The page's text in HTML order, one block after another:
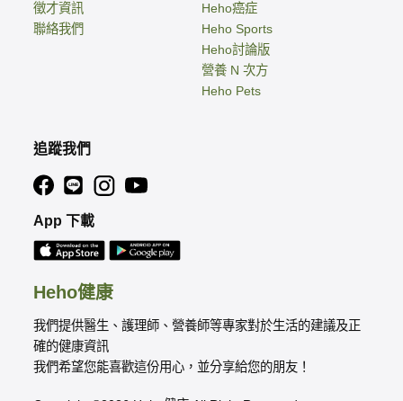
Heho健康
我們提供醫生、護理師、營養師等專家對於生活的建議及正
確的健康資訊
我們希望您能喜歡這份用心，並分享給您的朋友！
徵才資訊
聯絡我們
Heho癌症
Heho Sports
Heho討論版
營養 N 次方
Heho Pets
追蹤我們
App 下載